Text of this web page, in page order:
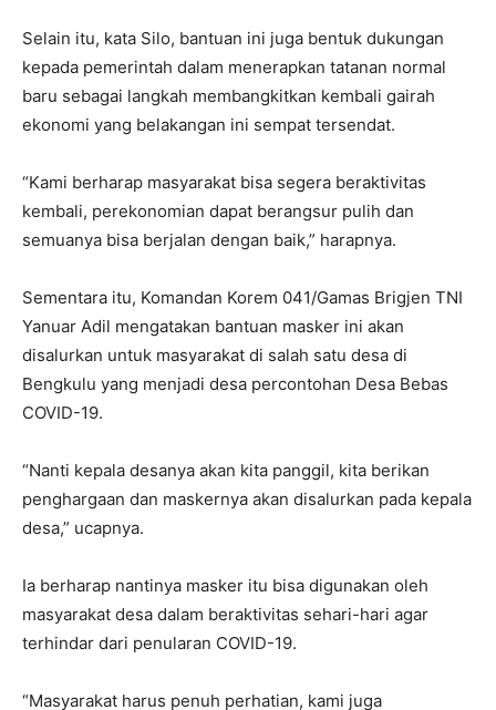
Selain itu, kata Silo, bantuan ini juga bentuk dukungan
kepada pemerintah dalam menerapkan tatanan normal
baru sebagai langkah membangkitkan kembali gairah
ekonomi yang belakangan ini sempat tersendat.
“Kami berharap masyarakat bisa segera beraktivitas
kembali, perekonomian dapat berangsur pulih dan
semuanya bisa berjalan dengan baik,” harapnya.
Sementara itu, Komandan Korem 041/Gamas Brigjen TNI
Yanuar Adil mengatakan bantuan masker ini akan
disalurkan untuk masyarakat di salah satu desa di
Bengkulu yang menjadi desa percontohan Desa Bebas
COVID-19.
“Nanti kepala desanya akan kita panggil, kita berikan
penghargaan dan maskernya akan disalurkan pada kepala
desa,” ucapnya.
Ia berharap nantinya masker itu bisa digunakan oleh
masyarakat desa dalam beraktivitas sehari-hari agar
terhindar dari penularan COVID-19.
“Masyarakat harus penuh perhatian, kami juga